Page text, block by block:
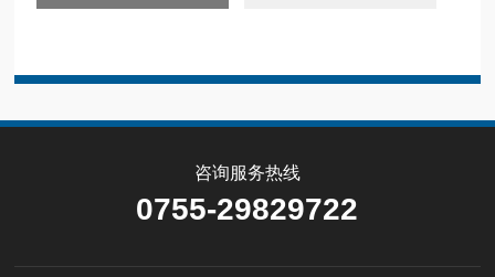
咨询服务热线
0755-29829722